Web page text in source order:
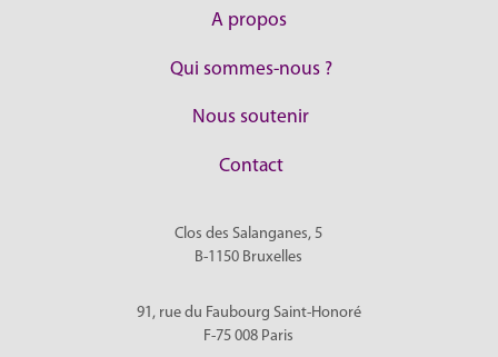
A propos
Qui sommes-nous ?
Nous soutenir
Contact
Clos des Salanganes, 5
B-1150 Bruxelles
91, rue du Faubourg Saint-Honoré
F-75 008 Paris